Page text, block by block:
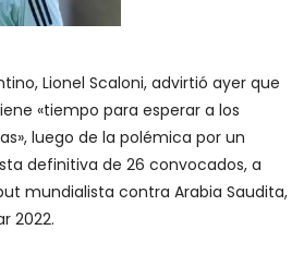
Lionel Scaloni, advirtió ayer que
«tiempo para esperar a los
luego de la polémica por un
definitiva de 26 convocados, a
mundialista contra Arabia Saudita,
2022.